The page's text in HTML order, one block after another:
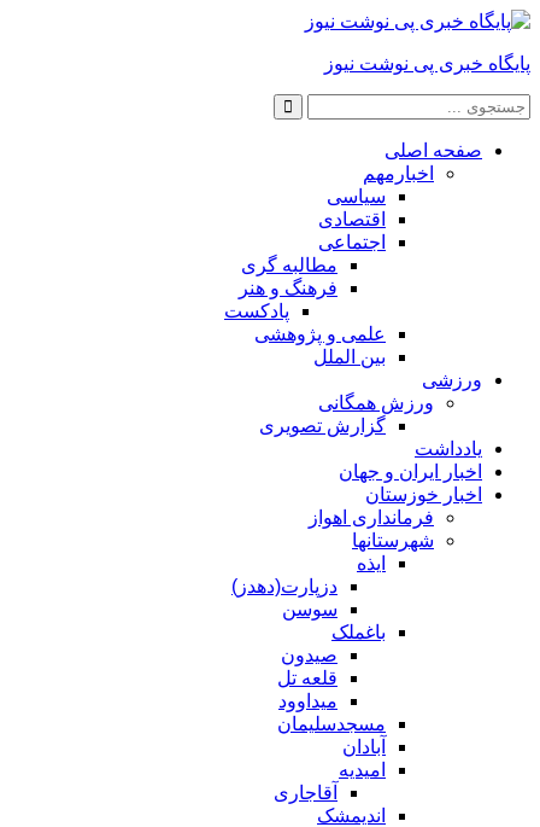
پایگاه خبری پی نوشت نیوز
صفحه اصلی
اخبارمهم
سیاسی
اقتصادی
اجتماعی
مطالبه گری
فرهنگ و هنر
پادکست
علمی و پژوهشی
بین الملل
ورزشی
ورزش همگانی
گزارش تصویری
یادداشت
اخبار ایران و جهان
اخبار خوزستان
فرمانداری اهواز
شهرستانها
ایذه
دزپارت(دهدز)
سوسن
باغملک
صیدون
قلعه تل
میداوود
مسجدسلیمان
آبادان
امیدیه
آقاجاری
اندیمشک